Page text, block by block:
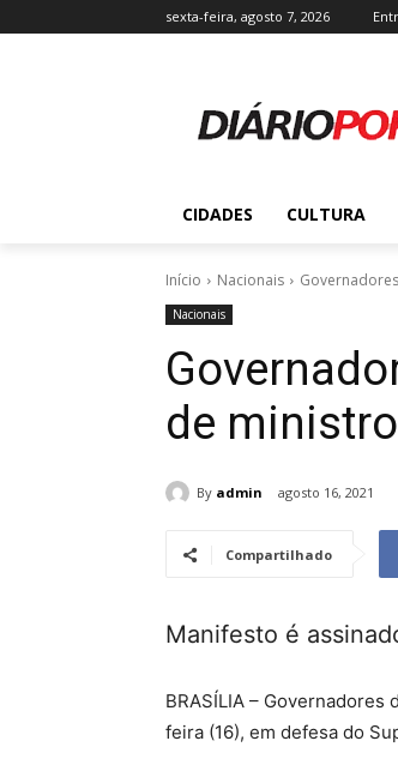
sexta-feira, agosto 7, 2026
CIDADES CULTURA
Início Nacionais
Nacionais
de
By admin agosto 16, 2021
Compartilhado
Manifesto é
BRASÍLIA –
feira (16), em defesa do